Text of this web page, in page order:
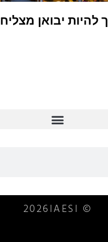
להיות יבואן מצליח?
© 2026IAESI